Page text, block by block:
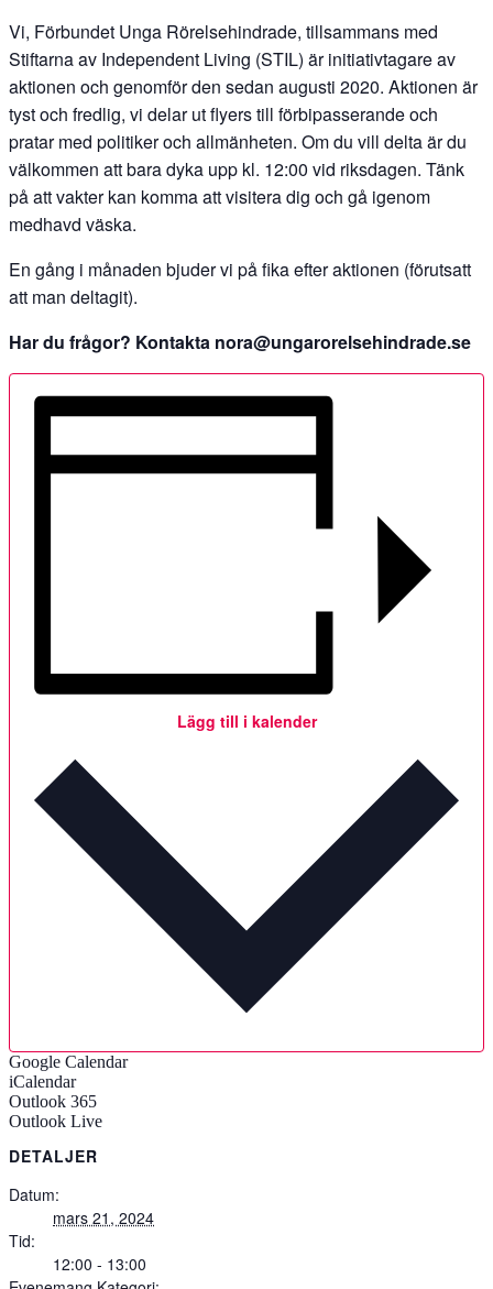
Vi, Förbundet Unga Rörelsehindrade, tillsammans med
Stiftarna av Independent Living (STIL) är initiativtagare av
aktionen och genomför den sedan augusti 2020. Aktionen är
tyst och fredlig, vi delar ut flyers till förbipasserande och
pratar med politiker och allmänheten. Om du vill delta är du
välkommen att bara dyka upp kl. 12:00 vid riksdagen. Tänk
på att vakter kan komma att visitera dig och gå igenom
medhavd väska.
En gång i månaden bjuder vi på fika efter aktionen (förutsatt
att man deltagit).
Har du frågor? Kontakta nora@ungarorelsehindrade.se
Lägg till i kalender
Google Calendar
iCalendar
Outlook 365
Outlook Live
DETALJER
Datum:
mars 21, 2024
Tid:
12:00 - 13:00